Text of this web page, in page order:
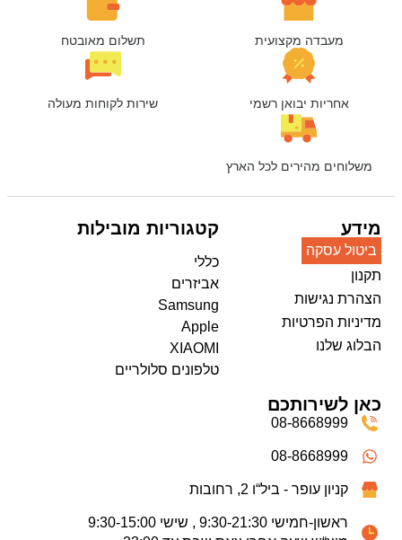
מעבדה מקצועית תשלום מאובטח
אחריות יבואן רשמי שירות לקוחות מעולה
משלוחים מהירים לכל הארץ
מידע
ביטול עסקה
תקנון
הצהרת נגישות
מדיניות הפרטיות
הבלוג שלנו
קטגוריות מובילות
כללי
אביזרים
Samsung
Apple
XIAOMI
טלפונים סלולריים
כאן לשירותכם
08-8668999
08-8668999
קניון עופר - ביל“ו 2, רחובות
ראשון-חמישי 9:30-21:30 , שישי 9:30-15:00